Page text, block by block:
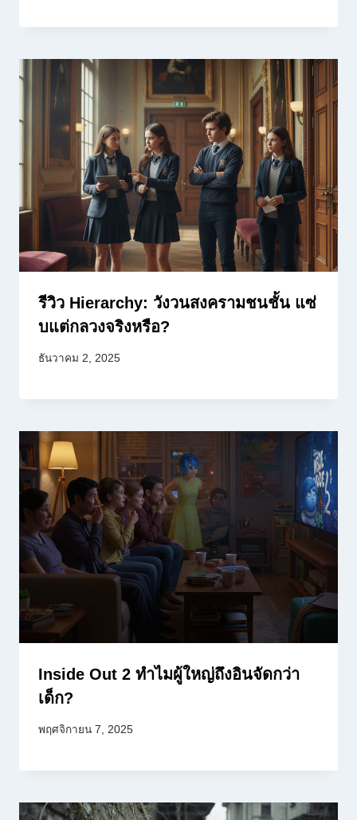
รีวิว Hierarchy: วังวนสงครามชนชั้น แซ่
บแต่กลวงจริงหรือ?
ธันวาคม 2, 2025
Inside Out 2 ทำไมผู้ใหญ่ถึงอินจัดกว่า
เด็ก?
พฤศจิกายน 7, 2025